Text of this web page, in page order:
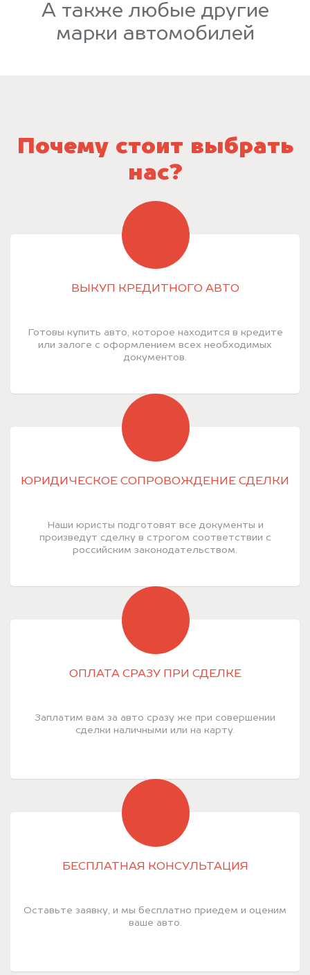
А также любые другие
марки автомобилей
Почему стоит выбрать
нас?
ВЫКУП КРЕДИТНОГО АВТО
Готовы купить авто, которое находится в кредите
или залоге с оформлением всех необходимых
документов.
ЮРИДИЧЕСКОЕ СОПРОВОЖДЕНИЕ СДЕЛКИ
Наши юристы подготовят все документы и
произведут сделку в строгом соответствии с
российским законодательством.
ОПЛАТА СРАЗУ ПРИ СДЕЛКЕ
Заплатим вам за авто сразу же при совершении
сделки наличными или на карту.
БЕСПЛАТНАЯ КОНСУЛЬТАЦИЯ
Оставьте заявку, и мы бесплатно приедем и оценим
ваше авто.